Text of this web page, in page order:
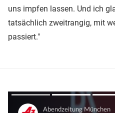
uns impfen lassen. Und ich
tatsächlich zweitrangig, mit
passiert."